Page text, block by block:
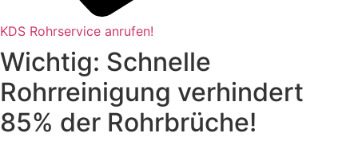
KDS Rohrservice anrufen!
Wichtig: Schnelle
Rohrreinigung verhindert
85% der Rohrbrüche!